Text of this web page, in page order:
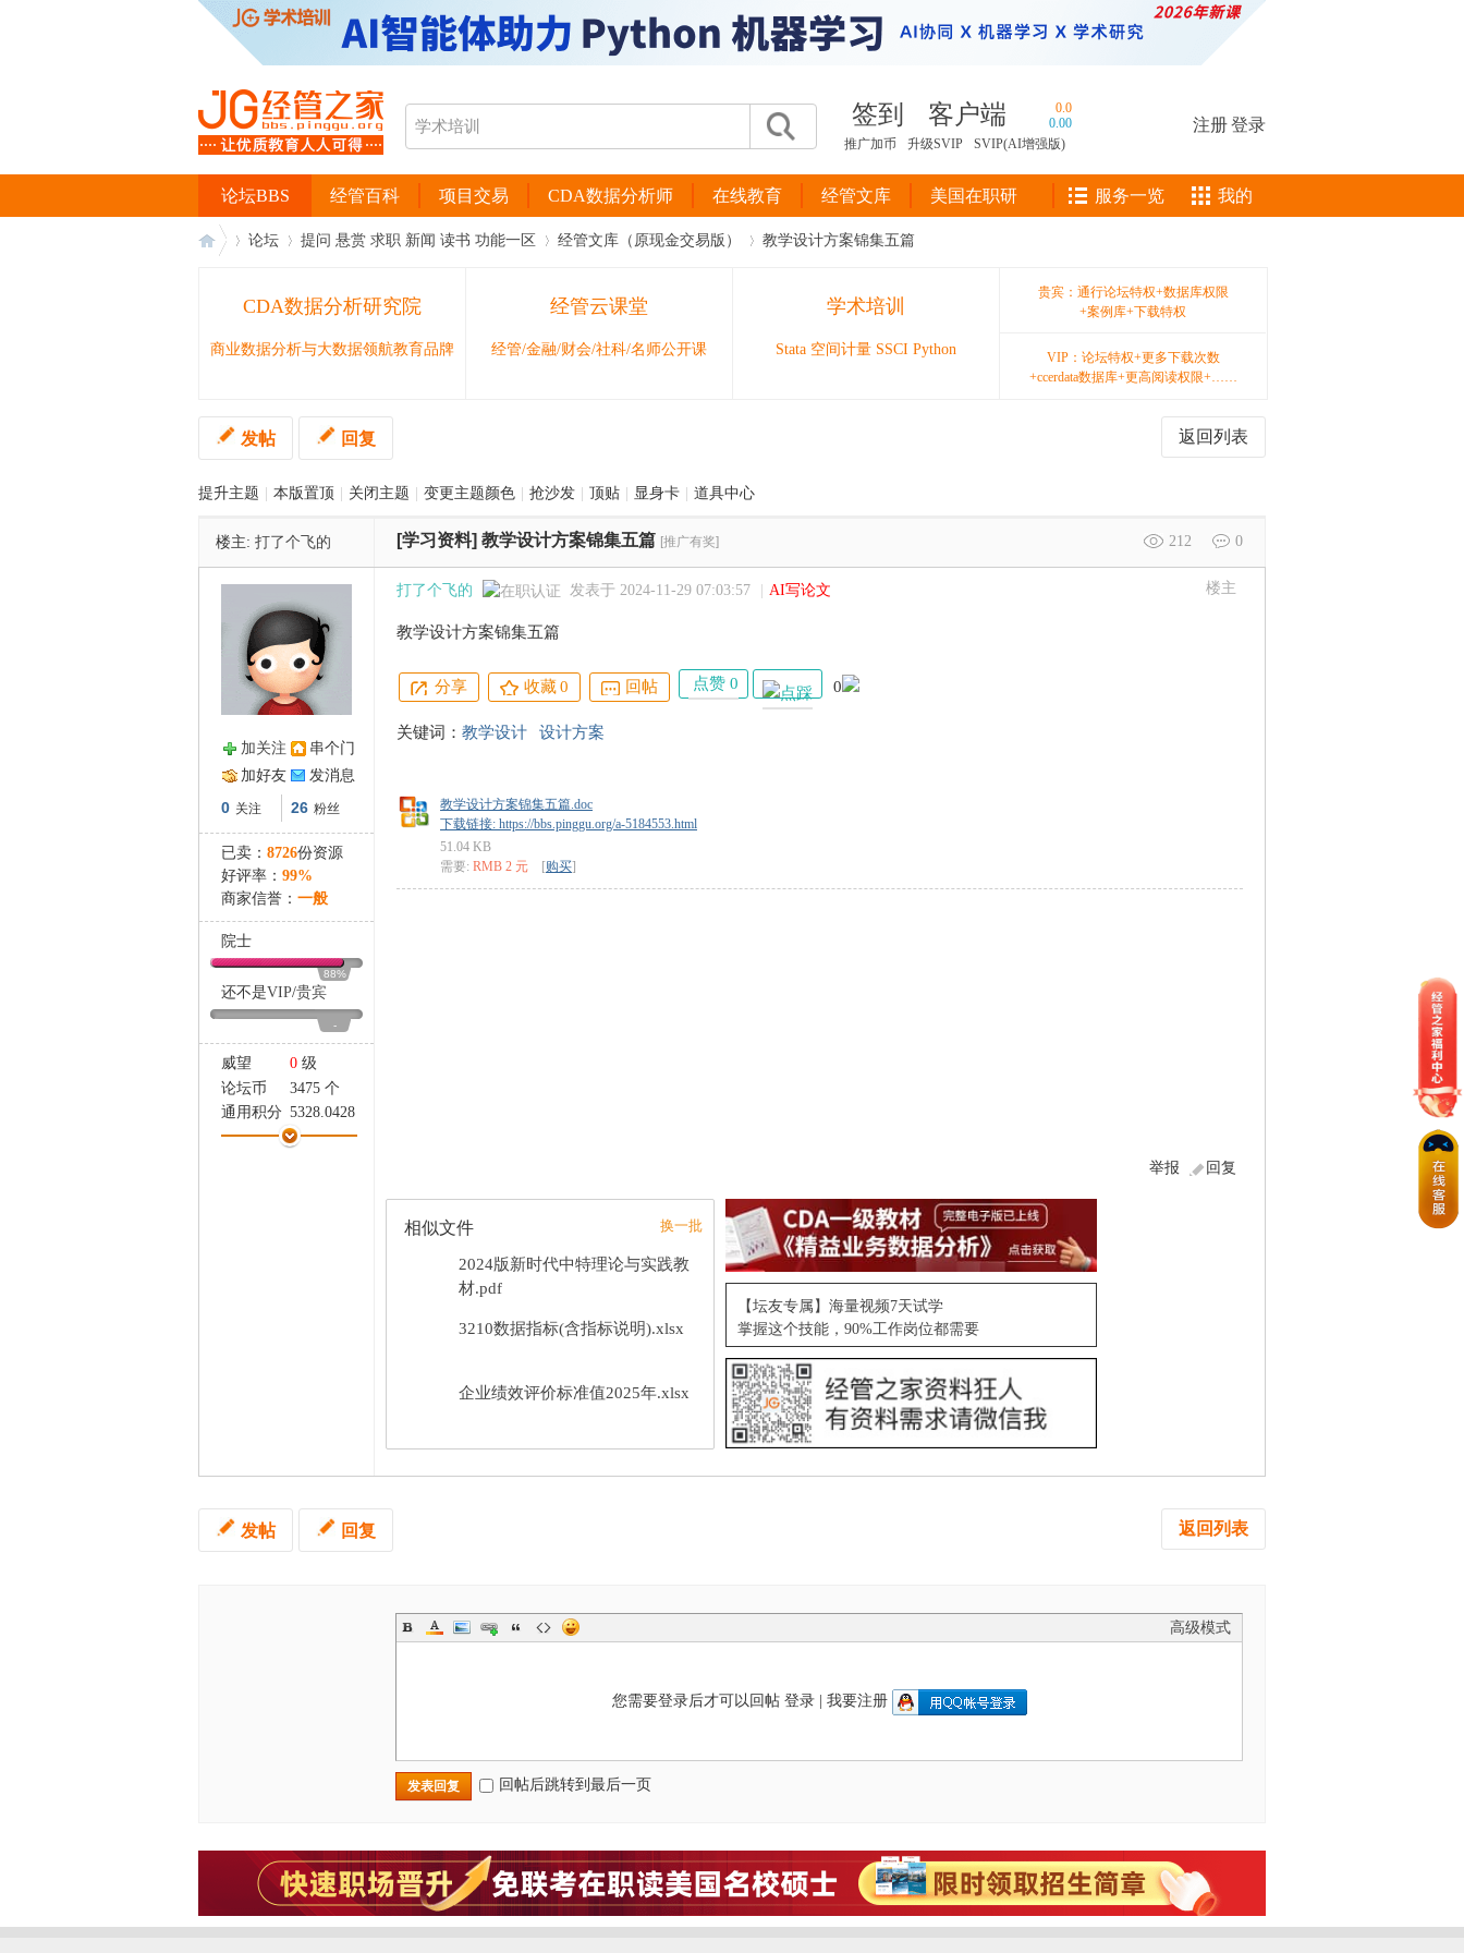
签到 客户端
0.0
0.00
推广加币
升级SVIP SVIP(AI增强版)
注册登录
经管百科 项目交易 CDA数据分析师 在线教育 经管文库 美国在职研
论坛BBS 服务一览 我的
论坛 提问 悬赏 求职 新闻 读书 功能一区 经管文库（原现金交易版） 教学设计方案锦集五篇
CDA数据分析研究院
商业数据分析与大数据领航教育品牌
经管云课堂
经管/金融/财会/社科/名师公开课
学术培训
Stata 空间计量 SSCI Python
贵宾：通行论坛特权+数据库权限
+案例库+下载特权
VIP：论坛特权+更多下载次数
+ccerdata数据库+更高阅读权限+……
返回列表
发帖 回复
提升主题 本版置顶 关闭主题 变更主题颜色 抢沙发 顶贴 显身卡 道具中心
楼主: 打了个飞的 212 0
[学习资料] 教学设计方案锦集五篇 [推广有奖]
加关注
串个门
加好友
发消息
0 关注 26 粉丝
已卖： 8726份资源
好评率： 99%
商家信誉： 一般
院士
88%
还不是VIP/贵宾
-
威望 0 级
论坛币
3475 个
通用积分 5328.0428
学术水平
158 点
楼主
打了个飞的 发表于 2024-11-29 07:03:57 AI写论文
教学设计方案锦集五篇
分享 收藏0 回帖 点赞 0 0
关键词： 教学设计 设计方案
教学设计方案锦集五篇.doc
下载链接: https://bbs.pinggu.org/a-5184553.html
51.04 KB
需要: RMB 2 元 [购买]
回复
举报
相似文件 换一批
2024版新时代中特理论与实践教
材.pdf
3210数据指标(含指标说明).xlsx
企业绩效评价标准值2025年.xlsx
【坛友专属】海量视频7天试学
掌握这个技能，90%工作岗位都需要
返回列表
发帖 回复
高级模式
您需要登录后才可以回帖 登录| 我要注册
发表回复 回帖后跳转到最后一页